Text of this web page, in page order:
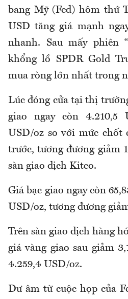
bang Mỹ (Fed) hôm thứ
USD tăng giá mạnh
nhanh. Sau mấy phiên
khổng lồ SPDR Gold
mua ròng lớn nhất trong
Lúc đóng cửa tại thị
giao ngay còn 4.210,5
USD/oz so với mức chốt
trước, tương đương giảm
sàn giao dịch Kitco.
Giá bạc giao ngay còn
USD/oz, tương đương
Trên sàn giao dịch hàng
giá vàng giao sau giảm
4.259,4 USD/oz.
Dư âm từ cuộc họp của